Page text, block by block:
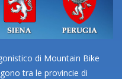
di Mountain Bike
tra le provincie di